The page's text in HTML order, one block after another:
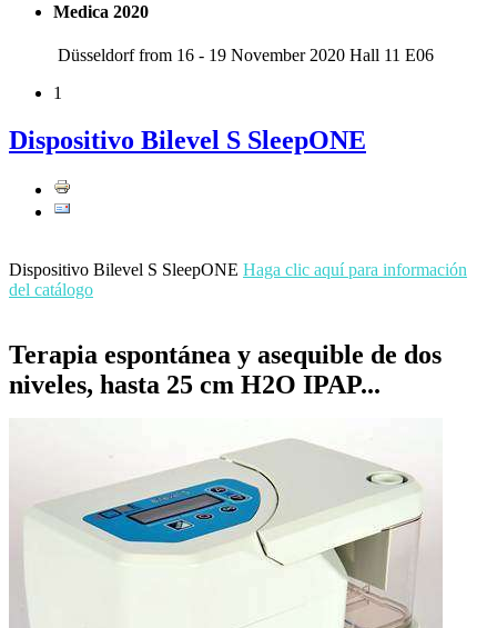
Medica 2020
Düsseldorf from 16 - 19 November 2020 Hall 11 E06
1
Dispositivo Bilevel S SleepONE
Dispositivo Bilevel S SleepONE Haga clic aquí para información
del catálogo
Terapia espontánea y asequible de dos
niveles, hasta 25 cm H2O IPAP...